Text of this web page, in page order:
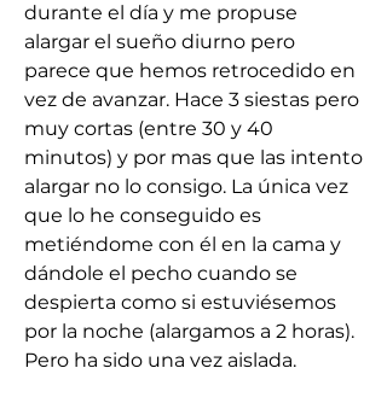
durante el día y me propuse
alargar el sueño diurno pero
parece que hemos retrocedido en
vez de avanzar. Hace 3 siestas pero
muy cortas (entre 30 y 40
minutos) y por mas que las intento
alargar no lo consigo. La única vez
que lo he conseguido es
metiéndome con él en la cama y
dándole el pecho cuando se
despierta como si estuviésemos
por la noche (alargamos a 2 horas).
Pero ha sido una vez aislada.